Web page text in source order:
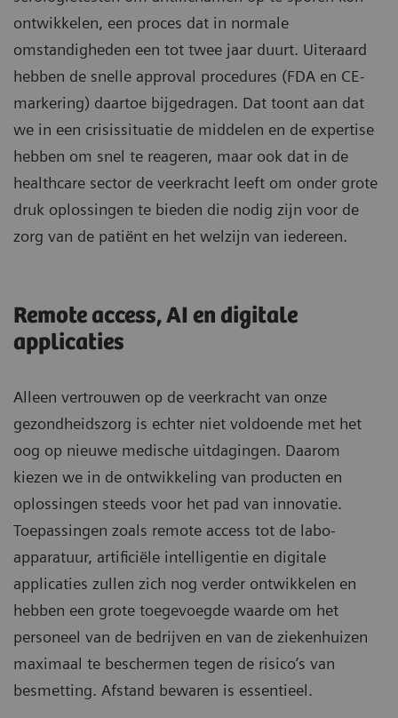
ontwikkelen, een proces dat in normale
omstandigheden een tot twee jaar duurt. Uiteraard
hebben de snelle approval procedures (FDA en CE-
markering) daartoe bijgedragen. Dat toont aan dat
we in een crisissituatie de middelen en de expertise
hebben om snel te reageren, maar ook dat in de
healthcare sector de veerkracht leeft om onder grote
druk oplossingen te bieden die nodig zijn voor de
zorg van de patiënt en het welzijn van iedereen.
Remote access, AI en digitale
applicaties
Alleen vertrouwen op de veerkracht van onze
gezondheidszorg is echter niet voldoende met het
oog op nieuwe medische uitdagingen. Daarom
kiezen we in de ontwikkeling van producten en
oplossingen steeds voor het pad van innovatie.
Toepassingen zoals remote access tot de labo-
apparatuur, artificiële intelligentie en digitale
applicaties zullen zich nog verder ontwikkelen en
hebben een grote toegevoegde waarde om het
personeel van de bedrijven en van de ziekenhuizen
maximaal te beschermen tegen de risico’s van
besmetting. Afstand bewaren is essentieel.